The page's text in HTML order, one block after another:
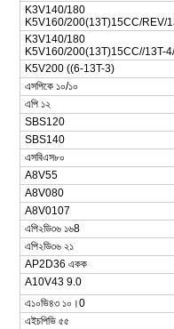
K3V140/180
K5V160/200(13T)15CC/REV/
K3V140/180
K5V160/200(13T)15CC//13T-
K5V200 ((6-13T-3)
এসপিকে ১০/১০
এপি ১২
SBS120
SBS140
এসবিএস৮০
A8V55
A8V080
A8V0107
এপি২ডি৩৬ ১৬8
এপি২ডি৩৬ ২১
AP2D36 একক
A10V43 9.0
এ১০ভি৪৩ ১০।0
এইচপিভি ৫৫